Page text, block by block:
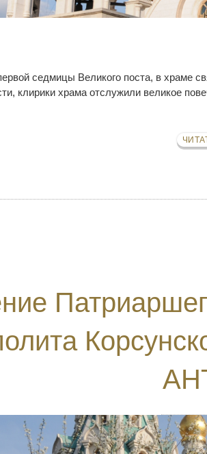
седмицы Великого поста, в
клирики храма отслужили великое